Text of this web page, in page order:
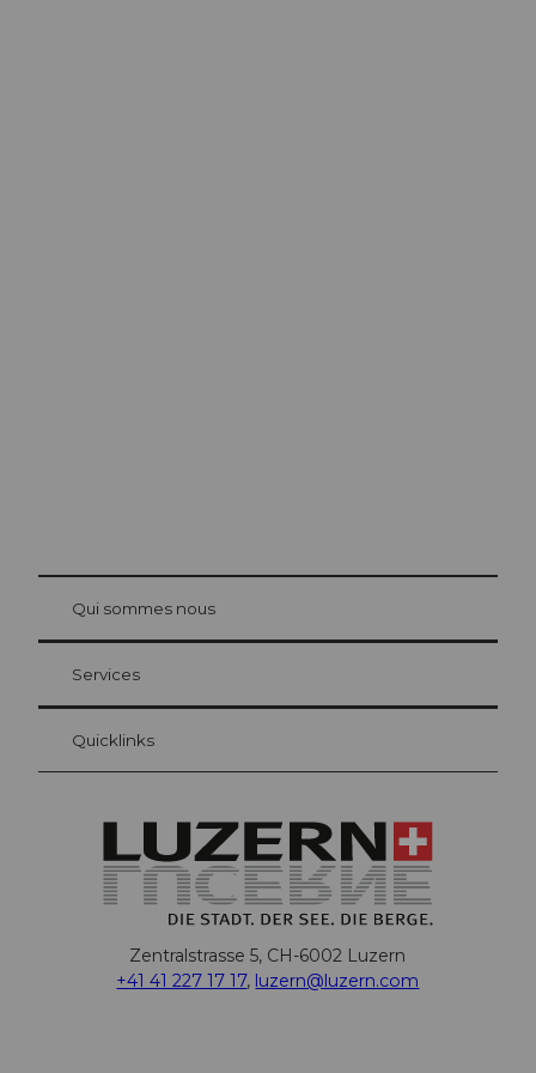
Carte d’hôte Lucerne
Vos avantages en tant qu'hôte pour la nuit
at Bre
Qui sommes nous
Services
Quicklinks
Zentralstrasse 5, CH-6002 Luzern
+41 41 227 17 17, luzern@luzern.com